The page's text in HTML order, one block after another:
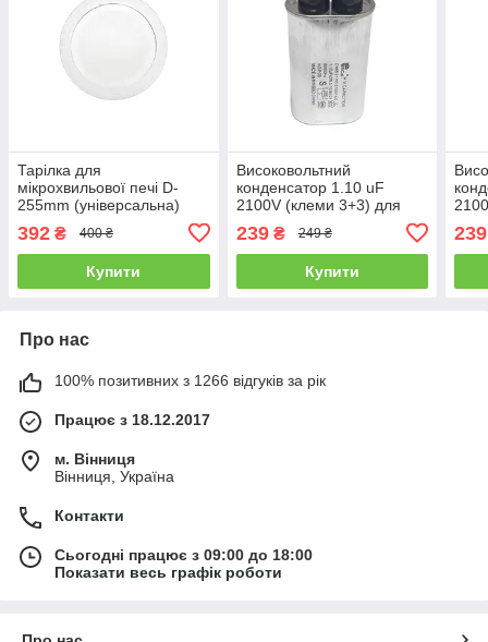
Тарілка для
мікрохвильової печі D-
255mm (універсальна)
392 ₴ 400 ₴
Купити
Високовольтний
конденсатор 1.10 uF
2100V (клеми 3+3) для
0CZZW1H004S
239₴ 249 ₴
Купити
239
Про нас
100% позитивних з 1266 відгуків за рік
Працює з 18.12.2017
м. Вінниця
Вінниця, Україна
Контакти
Сьогодні працює з 09:00 до 18:00
Показати весь графік роботи